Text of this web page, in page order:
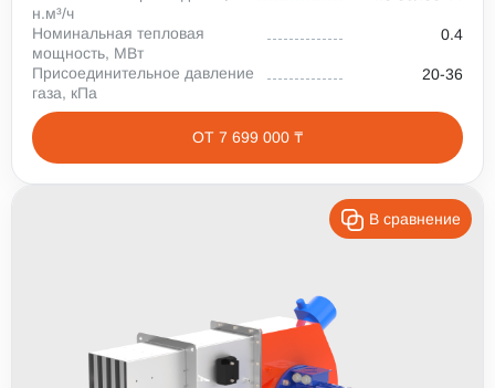
н.м³/ч
Номинальная тепловая
мощность, МВт
0.4
Присоединительное давление
газа, кПа
20-36
ОТ 7 699 000 ₸
В сравнение